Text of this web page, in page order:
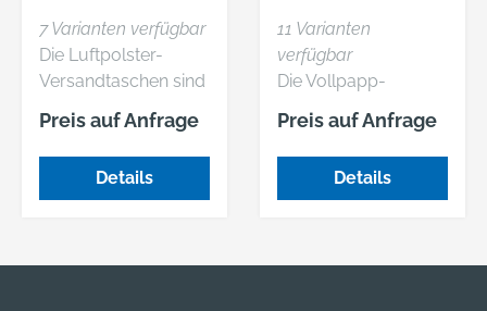
7 Varianten verfügbar
Die Luftpolster-
Versandtaschen sind
sehr reißfest und für
hohe Belastungen
ausgelegt. Sie eignen
sich für alle
Polsterschutz
Preis auf Anfrage
Details
11 Varianten
verfügbar
Die Vollpapp-
Versandtaschen sind
ideal für Porto
optimierten Versand
von Katalogen,
Fotos etc. Das
Preis auf Anfrage
Details